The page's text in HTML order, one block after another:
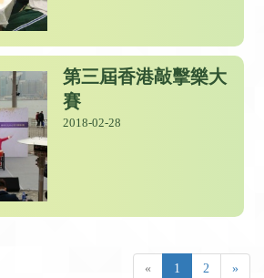
第三屆香港敲擊樂大
賽
2018-02-28
« 1 2 »